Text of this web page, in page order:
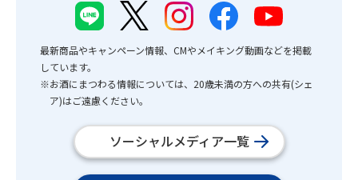
最新商品やキャンペーン情報、CMやメイキング動画などを掲載
しています。
※お酒にまつわる情報については、20歳未満の方への共有(シェ
ア)はご遠慮ください。
ソーシャルメディア一覧